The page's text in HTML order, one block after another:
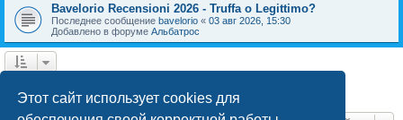
Этот сайт использует cookies для
Bavelorio Recensioni 2026 - Truffa o Legittimo?
Последнее сообщение bavelorio « 03 авг 2026, 15:30
Добавлено в форуме Альбатрос